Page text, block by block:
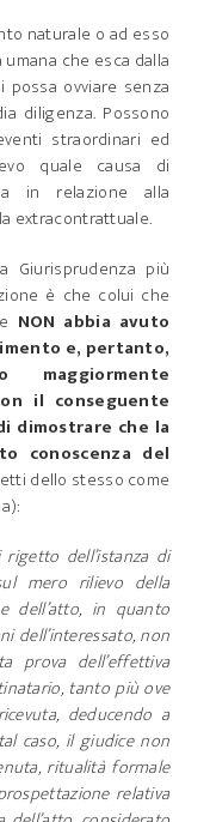
naturale o ad esso
che esca dalla
ovviare senza
diligenza. Possono
straordinari ed
quale causa di
in relazione alla
extracontrattuale.
Giurisprudenza più
è che colui che
NON abbia avuto
e, pertanto,
maggiormente
il conseguente
dimostrare che la
conoscenza del
dello stesso come
dell’istanza di
mero rilievo della
dell’atto, in quanto
dell’interessato, non
prova dell’effettiva
tanto più ove
deducendo a
caso, il giudice non
ritualità formale
relativa